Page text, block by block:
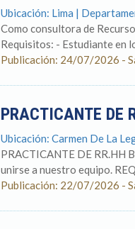
Ubicación: Lima |
Como consultora de
Requisitos: - Estudiante en
Publicación: 24/07/2026 -
PRACTICANTE DE
Ubicación: Carmen De La
PRACTICANTE DE RR.HH
unirse a nuestro equipo.
Publicación: 22/07/2026 -